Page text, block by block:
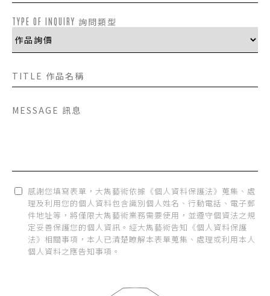
TYPE OF INQUIRY 詢問類型
感謝您填寫表單，大雋藝術依據《個人資料保護法》蒐集、處
理及利用您的個人資料包含識別個人姓名、行動電話、電子郵
件地址等，將僅限大雋藝術業務需要使用，並遵守個資法之規
定妥善保護您的個人資訊。經大雋藝術告知《個人資料保護
法》相關事項，本人已清楚瞭解本表單蒐集、處理或利用本人
個人資料之應告知事項。